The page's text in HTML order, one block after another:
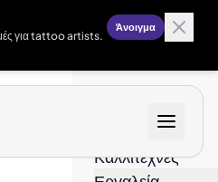
για tattoo artists.
Άνοιγμα
Καλλιτέχνες